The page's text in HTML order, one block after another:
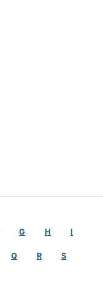
G H I
Q R S